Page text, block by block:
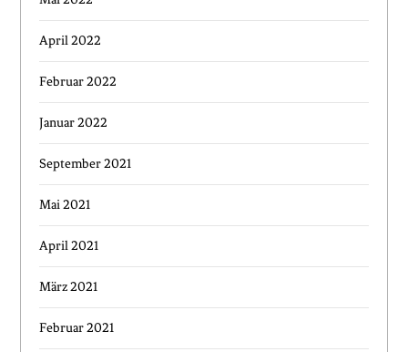
April 2022
Februar 2022
Januar 2022
September 2021
Mai 2021
April 2021
März 2021
Februar 2021